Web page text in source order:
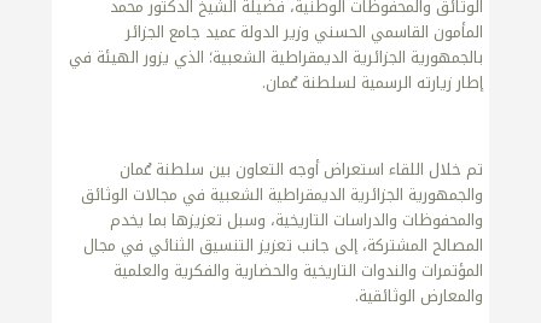
الوثائق والمحفوظات الوطنية، فضيلة الشيخ الدكتور محمد
المأمون القاسمي الحسني وزير الدولة عميد جامع الجزائر
بالجمهورية الجزائرية الديمقراطية الشعبية؛ الذي يزور الهيئة في
إطار زيارته الرسمية لسلطنة عُمان.
تم خلال اللقاء استعراض أوجه التعاون بين سلطنة عُمان
والجمهورية الجزائرية الديمقراطية الشعبية في مجالات الوثائق
والمحفوظات والدراسات التاريخية، وسبل تعزيزها بما يخدم
المصالح المشتركة، إلى جانب تعزيز التنسيق الثنائي في مجال
المؤتمرات والندوات التاريخية والحضارية والفكرية والعلمية
والمعارض الوثائقية.